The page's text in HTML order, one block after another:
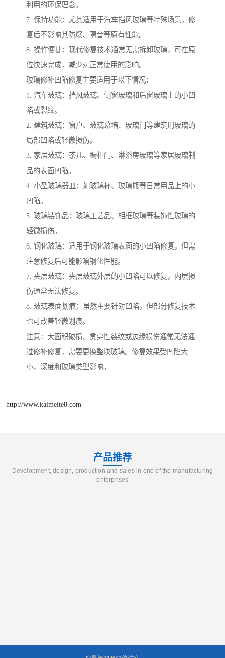
利用的环保理念。
7. 保持功能：尤其适用于汽车挡风玻璃等特殊场景，修
复后不影响其防爆、隔音等原有性能。
8. 操作便捷：现代修复技术通常无需拆卸玻璃，可在原
位快速完成，减少对正常使用的影响。
玻璃修补凹陷修复主要适用于以下情况：
1. 汽车玻璃：挡风玻璃、侧窗玻璃和后窗玻璃上的小凹
陷或裂纹。
2. 建筑玻璃：窗户、玻璃幕墙、玻璃门等建筑用玻璃的
局部凹陷或轻微损伤。
3. 家居玻璃：茶几、橱柜门、淋浴房玻璃等家居玻璃制
品的表面凹陷。
4. 小型玻璃器皿：如玻璃杯、玻璃瓶等日常用品上的小
凹陷。
5. 玻璃装饰品：玻璃工艺品、相框玻璃等装饰性玻璃的
轻微损伤。
6. 钢化玻璃：适用于钢化玻璃表面的小凹陷修复，但需
注意修复后可能影响钢化性能。
7. 夹层玻璃：夹层玻璃外层的小凹陷可以修复，内层损
伤通常无法修复。
8. 玻璃表面划痕：虽然主要针对凹陷，但部分修复技术
也可改善轻微划痕。
注意：大面积破损、贯穿性裂纹或边缘损伤通常无法通
过修补修复，需要更换整块玻璃。修复效果受凹陷大
小、深度和玻璃类型影响。
http://www.kaimeite8.com
产品推荐
Development, design, production and sales in one of the manufacturing
enterprises